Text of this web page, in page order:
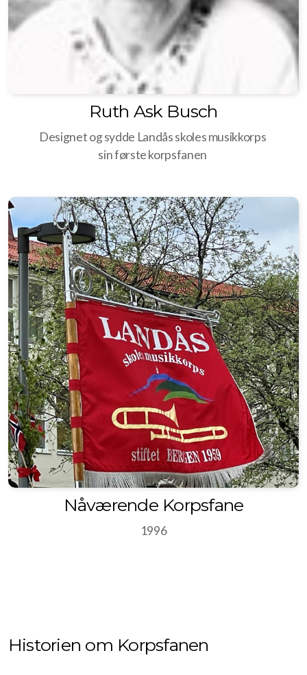
Ruth Ask Busch
Designet og sydde Landås skoles musikkorps
sin første korpsfanen
Nåværende Korpsfane
1996
Historien om Korpsfanen
20 års jubileum (1979)
25 års jubileum (1984)
30 års jubileum (1989)
35 års jubileum (1994)
50 års jubileum (2009)
65 års jubileum (2024)